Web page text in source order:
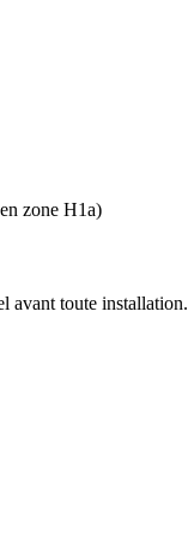
zone H1a)
avant toute installation.